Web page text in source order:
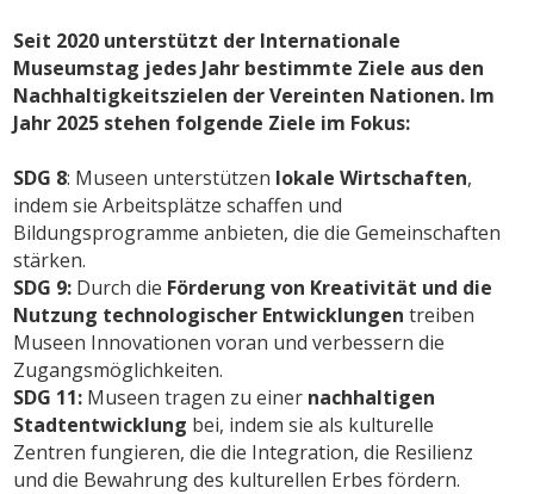
Seit 2020 unterstützt der Internationale
Museumstag jedes Jahr bestimmte Ziele aus den
Nachhaltigkeitszielen der Vereinten Nationen. Im
Jahr 2025 stehen folgende Ziele im Fokus:
SDG 8: Museen unterstützen lokale Wirtschaften,
indem sie Arbeitsplätze schaffen und
Bildungsprogramme anbieten, die die Gemeinschaften
stärken.
SDG 9: Durch die Förderung von Kreativität und die
Nutzung technologischer Entwicklungentreiben
Museen Innovationen voran und verbessern die
Zugangsmöglichkeiten.
SDG 11: Museen tragen zu einer nachhaltigen
Stadtentwicklung bei, indem sie als kulturelle
Zentren fungieren, die die Integration, die Resilienz
und die Bewahrung des kulturellen Erbes fördern.